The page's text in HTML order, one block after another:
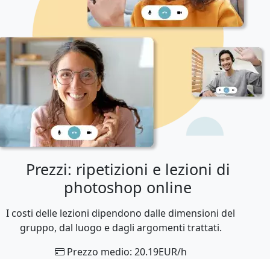
Prezzi: ripetizioni e lezioni di
photoshop online
I costi delle lezioni dipendono dalle dimensioni del
gruppo, dal luogo e dagli argomenti trattati.
Prezzo medio: 20.19EUR/h